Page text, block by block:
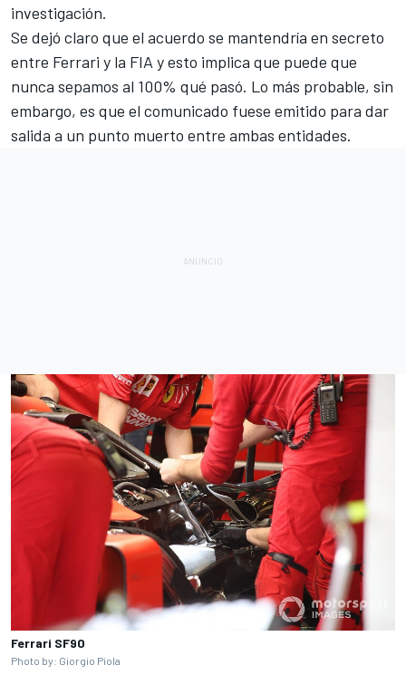
investigación.
Se dejó claro que el acuerdo se mantendría en secreto
entre Ferrari y la FIA y esto implica que puede que
nunca sepamos al 100% qué pasó. Lo más probable, sin
embargo, es que el comunicado fuese emitido para dar
salida a un punto muerto entre ambas entidades.
Ferrari SF90
Photo by: Giorgio Piola